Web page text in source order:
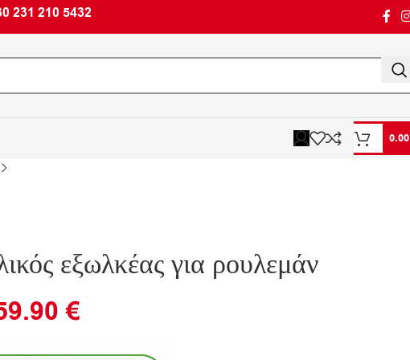
231 210 5432
εξωλκέας για ρουλεμάν
€